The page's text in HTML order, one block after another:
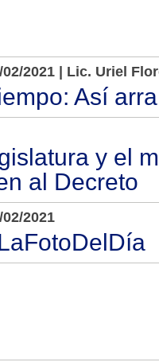
02/2021 | Lic. Uriel
Así
y el
al Decreto
02/2021